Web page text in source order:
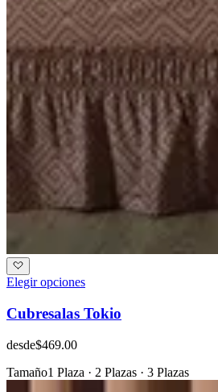
Elegir opciones
Cubresalas Tokio
desde$469.00
Tamaño1 Plaza · 2 Plazas · 3 Plazas